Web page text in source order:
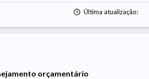
Última atualização:
orçamentário